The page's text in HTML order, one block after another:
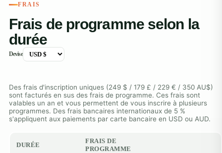
FRAIS
Frais de programme selon la
durée
Devise
Des frais d'inscription uniques (249 $ / 179 £ / 229 € / 350 AU$)
sont facturés en sus des frais de programme. Ces frais sont
valables un an et vous permettent de vous inscrire à plusieurs
programmes. Des frais bancaires internationaux de 5 %
s'appliquent aux paiements par carte bancaire en USD ou AUD.
DURÉE
FRAIS DE
PROGRAMME